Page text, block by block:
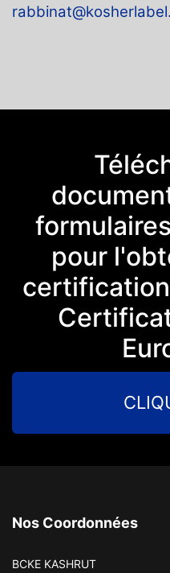
pour
Nos Coordonnées
BCKE KASHRUT